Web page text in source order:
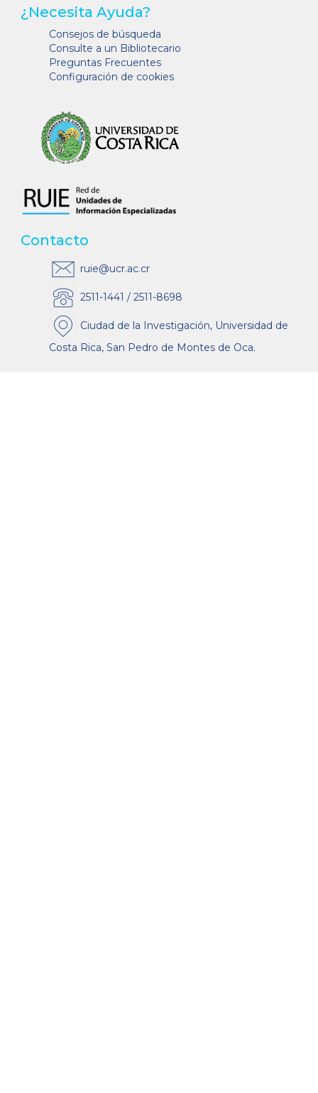
¿Necesita Ayuda?
Consejos de búsqueda
Consulte a un Bibliotecario
Preguntas Frecuentes
Configuración de cookies
Contacto
ruie@ucr.ac.cr
2511-1441 / 2511-8698
Ciudad de la Investigación, Universidad de
Costa Rica, San Pedro de Montes de Oca.